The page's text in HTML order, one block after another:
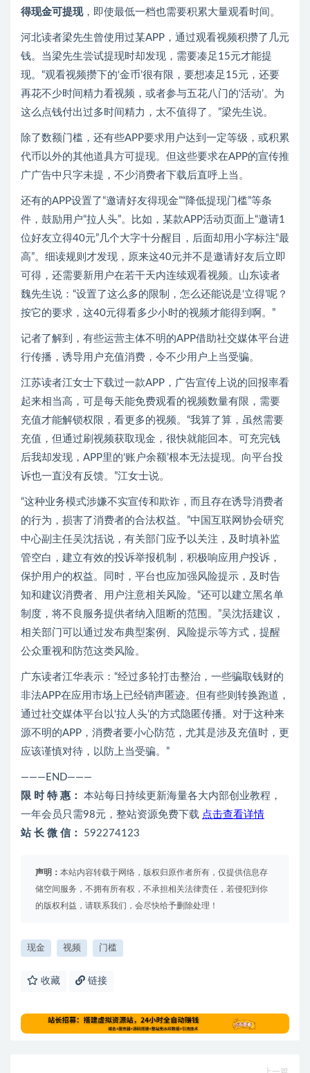
得现金可提现，即使最低一档也需要积累大量观看时间。
河北读者梁先生曾使用过某APP，通过观看视频积攒了几元
钱。当梁先生尝试提现时却发现，需要凑足15元才能提
现。“观看视频攒下的‘金币’很有限，要想凑足15元，还要
再花不少时间精力看视频，或者参与五花八门的‘活动’。为
这么点钱付出过多时间精力，太不值得了。”梁先生说。
除了数额门槛，还有些APP要求用户达到一定等级，或积累
代币以外的其他道具方可提现。但这些要求在APP的宣传推
广广告中只字未提，不少消费者下载后直呼上当。
还有的APP设置了“邀请好友得现金”“降低提现门槛”等条
件，鼓励用户“拉人头”。比如，某款APP活动页面上“邀请1
位好友立得40元”几个大字十分醒目，后面却用小字标注“最
高”。细读规则才发现，原来这40元并不是邀请好友后立即
可得，还需要新用户在若干天内连续观看视频。山东读者
魏先生说：“设置了这么多的限制，怎么还能说是‘立得’呢？
按它的要求，这40元得看多少小时的视频才能得到啊。”
记者了解到，有些运营主体不明的APP借助社交媒体平台进
行传播，诱导用户充值消费，令不少用户上当受骗。
江苏读者江女士下载过一款APP，广告宣传上说的回报率看
起来相当高，可是每天能免费观看的视频数量有限，需要
充值才能解锁权限，看更多的视频。“我算了算，虽然需要
充值，但通过刷视频获取现金，很快就能回本。可充完钱
后我却发现，APP里的‘账户余额’根本无法提现。向平台投
诉也一直没有反馈。”江女士说。
“这种业务模式涉嫌不实宣传和欺诈，而且存在诱导消费者
的行为，损害了消费者的合法权益。”中国互联网协会研究
中心副主任吴沈括说，有关部门应予以关注，及时填补监
管空白，建立有效的投诉举报机制，积极响应用户投诉，
保护用户的权益。同时，平台也应加强风险提示，及时告
知和建议消费者、用户注意相关风险。“还可以建立黑名单
制度，将不良服务提供者纳入阻断的范围。”吴沈括建议，
相关部门可以通过发布典型案例、风险提示等方式，提醒
公众重视和防范这类风险。
广东读者江华表示：“经过多轮打击整治，一些骗取钱财的
非法APP在应用市场上已经销声匿迹。但有些则转换跑道，
通过社交媒体平台以‘拉人头’的方式隐匿传播。对于这种来
源不明的APP，消费者要小心防范，尤其是涉及充值时，更
应该谨慎对待，以防上当受骗。”
———END———
限 时 特 惠： 本站每日持续更新海量各大内部创业教程，
一年会员只需98元，整站资源免费下载 点击查看详情
站 长 微 信： 592274123
声明： 本站内容转载于网络，版权归原作者所有，仅提供信息存
储空间服务，不拥有所有权，不承担相关法律责任，若侵犯到你
的版权利益，请联系我们，会尽快给予删除处理！
现金 视频 门槛
收藏 链接